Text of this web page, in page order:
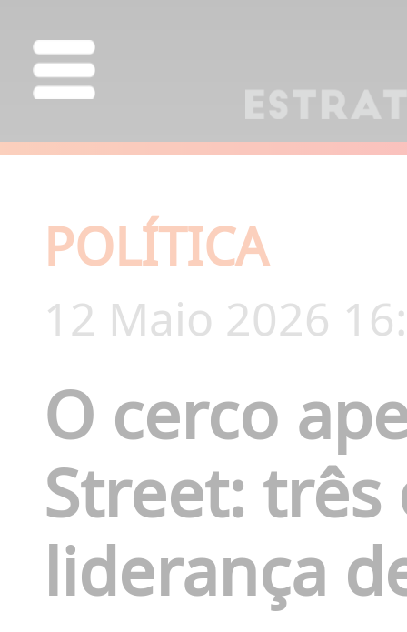
POLÍTICA
12 Maio 2026
O cerco
Street:
liderança